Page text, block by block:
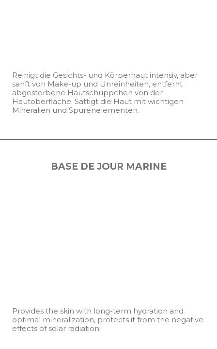
Reinigt die Gesichts- und Körperhaut intensiv, aber
sanft von Make-up und Unreinheiten, entfernt
abgestorbene Hautschüppchen von der
Hautoberfläche. Sättigt die Haut mit wichtigen
Mineralien und Spurenelementen.
BASE DE JOUR MARINE
Provides the skin with long-term hydration and
optimal mineralization, protects it from the negative
effects of solar radiation.